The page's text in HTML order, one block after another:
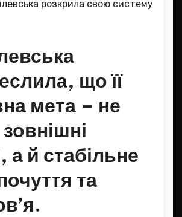
що її
мета – не
а й стабільне
та